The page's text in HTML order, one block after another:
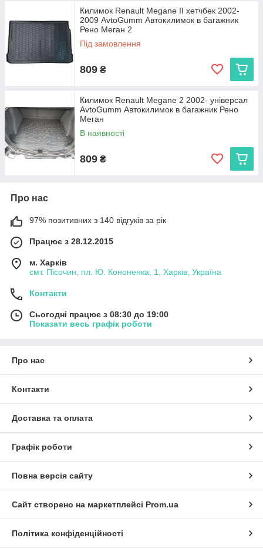
Килимок Renault Megane II хетчбек 2002-
2009 AvtoGumm Автокилимок в багажник
Рено Меган 2
Під замовлення
809 ₴
Килимок Renault Megane 2 2002- універсал
AvtoGumm Автокилимок в багажник Рено
Меган
В наявності
809 ₴
Про нас
97% позитивних з 140 відгуків за рік
Працює з 28.12.2015
м. Харків
смт. Пісочин, пл. Ю. Кононенка, 1, Харків, Україна
Контакти
Сьогодні працює з 08:30 до 19:00
Показати весь графік роботи
Про нас
Контакти
Доставка та оплата
Графік роботи
Повна версія сайту
Сайт створено на маркетплейсі Prom.ua
Політика конфіденційності